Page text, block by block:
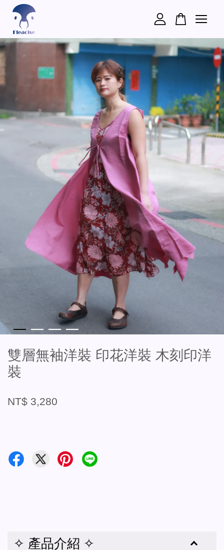
雙層無袖洋裝 印花洋裝 木刻印洋
裝
NT$ 3,280
✧ 產品介紹 ✧
您的購物車目前還是空的。
繼續購物